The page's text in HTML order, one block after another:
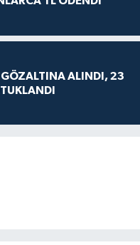
ALINDI, 23